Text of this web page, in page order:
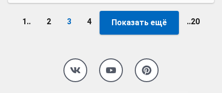
1.. 2 3 4 Показать ещё ..20